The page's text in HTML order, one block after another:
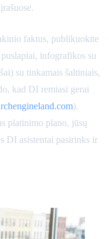
faktus, publikuokite
infografikos su
su tinkamais šaltiniais,
kad DI remiasi gerai
).
platinimo plano, jūsų
DI asistentai pasirinks ir